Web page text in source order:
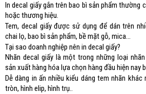
In decal giấy gắn trên bao bì sản phẩm thường
hoặc thương hiệu.
Tem, decal giấy được sử dụng để dán trên
chai lọ, bao bì sản phẩm, bề mặt gỗ, mica...
Tại sao doanh nghiệp nên in decal giấy?
Nhãn decal giấy là một trong những loại
sản xuất hàng hóa lựa chọn hàng đầu hiện nay
Dễ dàng in ấn nhiều kiểu dáng tem nhãn khác
tròn, hình elip, hình trụ..